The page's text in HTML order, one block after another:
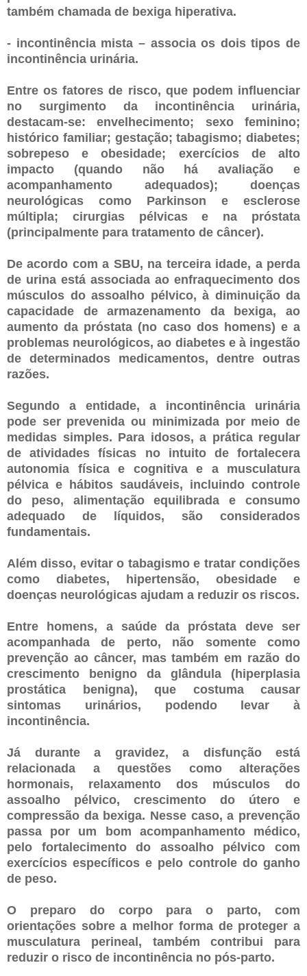
também chamada de bexiga hiperativa.
- incontinência mista – associa os dois tipos de
incontinência urinária.
Entre os fatores de risco, que podem influenciar
no surgimento da incontinência urinária,
destacam-se: envelhecimento; sexo feminino;
histórico familiar; gestação; tabagismo; diabetes;
sobrepeso e obesidade; exercícios de alto
impacto (quando não há avaliação e
acompanhamento adequados); doenças
neurológicas como Parkinson e esclerose
múltipla; cirurgias pélvicas e na próstata
(principalmente para tratamento de câncer).
De acordo com a SBU, na terceira idade, a perda
de urina está associada ao enfraquecimento dos
músculos do assoalho pélvico, à diminuição da
capacidade de armazenamento da bexiga, ao
aumento da próstata (no caso dos homens) e a
problemas neurológicos, ao diabetes e à ingestão
de determinados medicamentos, dentre outras
razões.
Segundo a entidade, a incontinência urinária
pode ser prevenida ou minimizada por meio de
medidas simples. Para idosos, a prática regular
de atividades físicas no intuito de fortalecera
autonomia física e cognitiva e a musculatura
pélvica e hábitos saudáveis, incluindo controle
do peso, alimentação equilibrada e consumo
adequado de líquidos, são considerados
fundamentais.
Além disso, evitar o tabagismo e tratar condições
como diabetes, hipertensão, obesidade e
doenças neurológicas ajudam a reduzir os riscos.
Entre homens, a saúde da próstata deve ser
acompanhada de perto, não somente como
prevenção ao câncer, mas também em razão do
crescimento benigno da glândula (hiperplasia
prostática benigna), que costuma causar
sintomas urinários, podendo levar à
incontinência.
Já durante a gravidez, a disfunção está
relacionada a questões como alterações
hormonais, relaxamento dos músculos do
assoalho pélvico, crescimento do útero e
compressão da bexiga. Nesse caso, a prevenção
passa por um bom acompanhamento médico,
pelo fortalecimento do assoalho pélvico com
exercícios específicos e pelo controle do ganho
de peso.
O preparo do corpo para o parto, com
orientações sobre a melhor forma de proteger a
musculatura perineal, também contribui para
reduzir o risco de incontinência no pós-parto.